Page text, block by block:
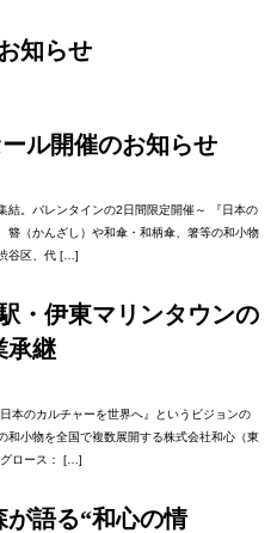
知らせ
ル開催のお知らせ
結。バレンタインの2日間限定開催～ 『日本の
簪（かんざし）や和傘・和柄傘、箸等の和小物
谷区、代 […]
・伊東マリンタウンの
承継
本のカルチャーを世界へ』というビジョンの
和小物を全国で複数展開する株式会社和心（東
グロース： […]
が語る“和心の情